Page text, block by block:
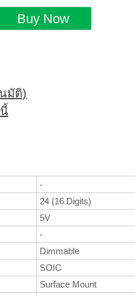
มัติ)
-
24 (16 Digits)
5V
-
Dimmable
SOIC
Surface Mount